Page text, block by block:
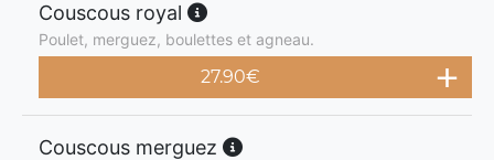
Couscous royal
Poulet, merguez, boulettes et agneau.
27.90€
Couscous merguez